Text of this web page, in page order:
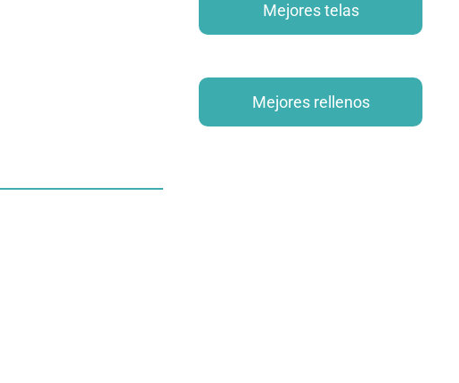
Mejores telas
Mejores rellenos